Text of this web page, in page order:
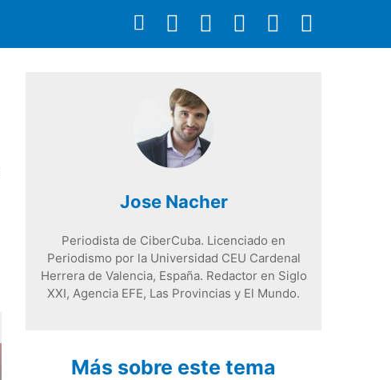
Jose Nacher
Periodista de CiberCuba. Licenciado en
Periodismo por la Universidad CEU Cardenal
Herrera de Valencia, España. Redactor en Siglo
XXI, Agencia EFE, Las Provincias y El Mundo.
Más sobre este tema